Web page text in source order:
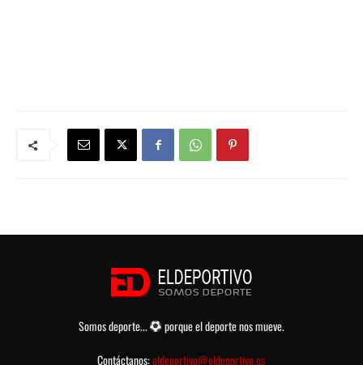
Somos deporte...
porque el deporte nos mueve.
Contáctanos:eldeportivo@eldeportivo.es